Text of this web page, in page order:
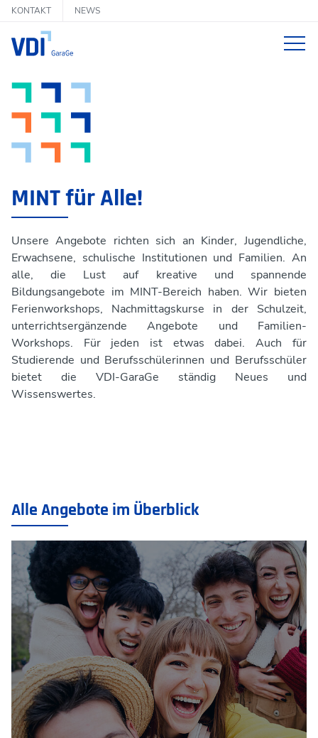
KONTAKT NEWS
FÜR KINDER & JUGENDLICHE
FÜR SCHULEN & INSTITUTIONEN
ALLE ANGEBOTE
Nachmittagskurse
Familienwerkstätten
Kindergeburtstage
Angebote für Schulen und andere Institutionen
proTechnicale Sachsen
Das Leitbild der VDI-GaraGe
Die Geschichte der VDI-GaraGe
Unsere Themenwelten
Unsere Räume & Werkstätten
News
KONTAKT
MINT für Alle!
Unsere Angebote richten sich an Kinder, Jugendliche,
Erwachsene, schulische Institutionen und Familien. An
alle, die Lust auf kreative und spannende
Bildungsangebote im MINT-Bereich haben. Wir bieten
Ferienworkshops, Nachmittagskurse in der Schulzeit,
unterrichtsergänzende Angebote und Familien-
Workshops. Für jeden ist etwas dabei. Auch für
Studierende und Berufsschülerinnen und Berufsschüler
bietet die VDI-GaraGe ständig Neues und
Wissenswertes.
Alle Angebote im Überblick